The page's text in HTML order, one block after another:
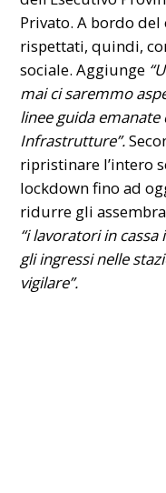
Privato. A bordo
rispettati, quindi,
sociale. Aggiunge
mai ci saremmo
linee guida
Infrastrutture”.
ripristinare l’intero
lockdown fino ad
ridurre gli
“i lavoratori in
gli ingressi nelle
vigilare”.